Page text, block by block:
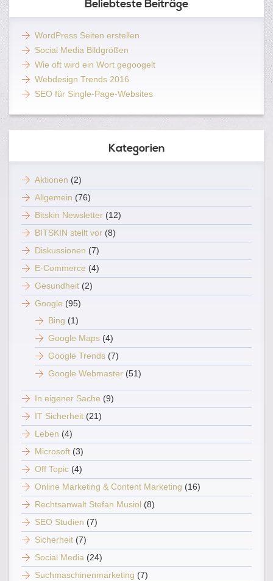
Beliebteste Beiträge
WordPress Seiten erstellen
Social Media Bildgrößen
Wie oft wird ein Wort gegoogelt
Webdesign Trends 2016
SEO für Single-Page-Websites
Kategorien
Aktionen (2)
Allgemein (76)
Bitskin Newsletter (12)
BITSKIN stellt vor (8)
Diskussionen (7)
E-Commerce (4)
Gesundheit (2)
Google (95)
Bing (1)
Google Maps (4)
Google Trends (7)
Google Webmaster (51)
In eigener Sache (9)
IT Sicherheit (21)
Leben (4)
Microsoft (3)
Off Topic (4)
Online Marketing & Content Marketing (16)
Rechtsanwalt Stefan Musiol (8)
SEO Studien (7)
Sicherheit (7)
Social Media (24)
Suchmaschinenmarketing (7)